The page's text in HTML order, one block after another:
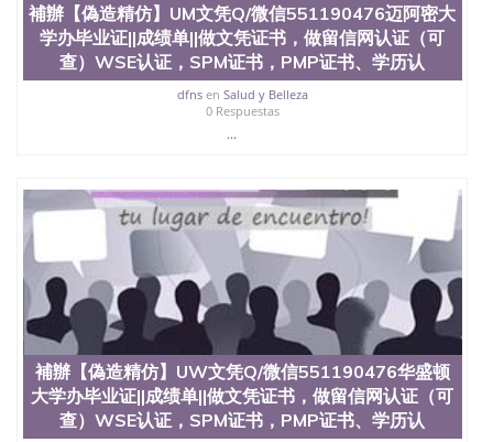
補辦【偽造精仿】UM文凭Q/微信551190476迈阿密大
学办毕业证||成绩单||做文凭证书，做留信网认证（可
查）WSE认证，SPM证书，PMP证书、学历认
dfnsen Salud y Belleza
0 Respuestas
...
補辦【偽造精仿】UW文凭Q/微信551190476华盛顿
大学办毕业证||成绩单||做文凭证书，做留信网认证（可
查）WSE认证，SPM证书，PMP证书、学历认